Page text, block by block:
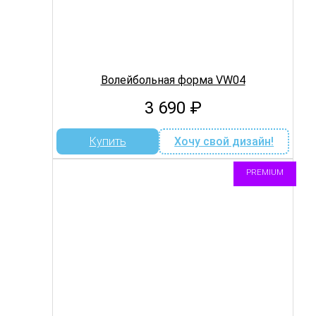
Волейбольная форма VW04
3 690 ₽
Купить Хочу свой дизайн!
PREMIUM